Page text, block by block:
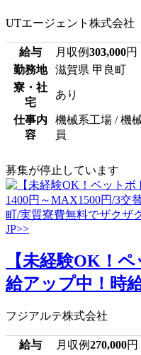
UTエージェント株式会社
給与 月収例303,000円
勤務地
滋賀県 甲良町
寮・社
宅
あり
仕事内
容
機械系工場 / 機
員
募集が停止しています
【未経験OK！
給アップ中！時
フジアルテ株式会社
給与 月収例270,000円